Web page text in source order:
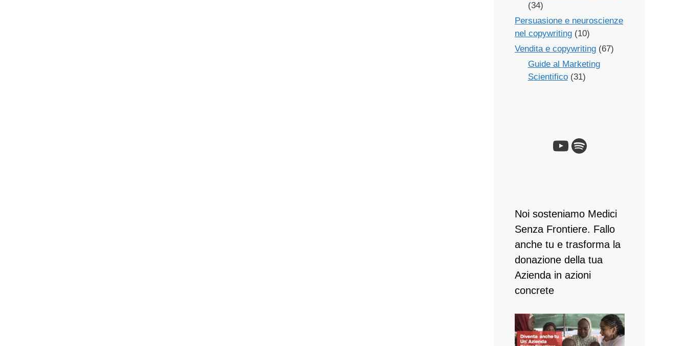
(34)
Persuasione e neuroscienze
nel copywriting (10)
Vendita e copywriting (67)
Guide al Marketing
Scientifico(31)
Noi sosteniamo Medici
Senza Frontiere. Fallo
anche tu e ​trasforma la
donazione della tua
Azienda in azioni
concrete